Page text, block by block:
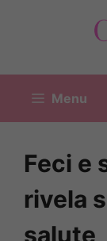
Menu
Feci e
rivela
salute